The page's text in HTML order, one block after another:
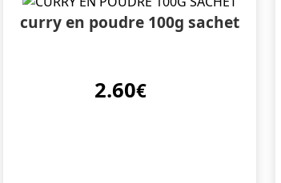
curry en poudre 100g sachet
2.60€